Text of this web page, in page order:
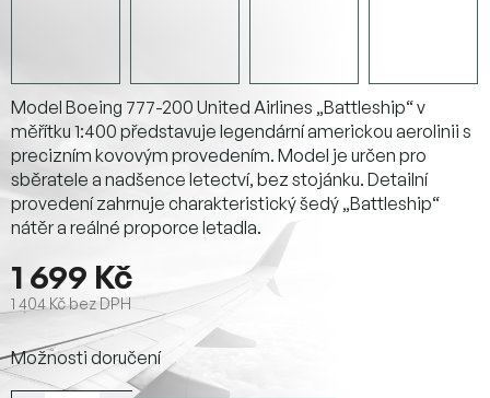
1 699 Kč
1 404 Kč bez DPH
cena:
Možnosti doručení
Model Boeing 777-200 United Airlines „Battleship“ v
měřítku 1:400 představuje legendární americkou aerolinii s
precizním kovovým provedením. Model je určen pro
sběratele a nadšence letectví, bez stojánku. Detailní
provedení zahrnuje charakteristický šedý „Battleship“
nátěr a reálné proporce letadla.